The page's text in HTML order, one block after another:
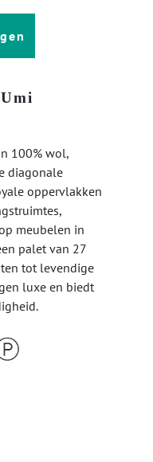
100% wol,
diagonale
oppervlakken
meubelen in
palet van 27
tot levendige
luxe en biedt